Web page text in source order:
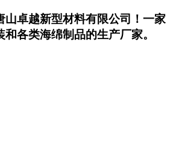
卓越新型材料有限公司！ 一家
各类海绵制品的生产厂家。